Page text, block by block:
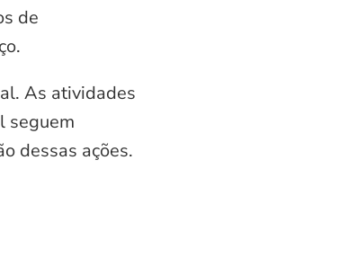
de
As atividades
seguem
dessas ações.